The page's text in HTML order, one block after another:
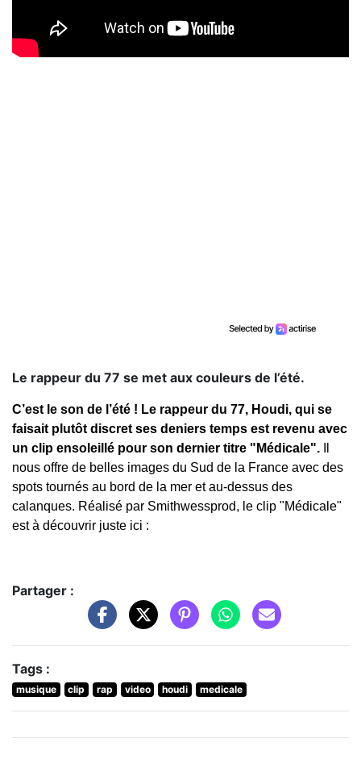
Le rappeur du 77 se met aux couleurs de l’été.
C’est le son de l’été ! Le rappeur du 77, Houdi, qui se
faisait plutôt discret ses deniers temps est revenu avec
un clip ensoleillé pour son dernier titre "Médicale".
nous offre de belles images du Sud de la France avec des
spots tournés au bord de la mer et au-dessus des
calanques. Réalisé par Smithwessprod, le clip "Médicale"
est à découvrir juste ici :
Partager :
Tags :
musique clip rap video houdi medicale